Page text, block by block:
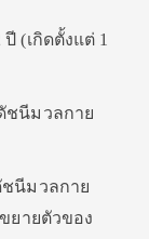
(เกิดตั้งแต่ 1
ชนีมวลกาย
ชนีมวลกาย
ยายตัวของ